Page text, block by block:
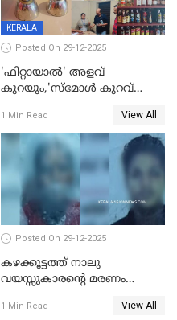
KERALA
Posted On 29-12-2025
'ഫിറ്റായാൽ' അളവ്
കുറയും,'സ്‌മോൾ കുറവ്
പിഴ
1 Min Read View All
Posted On 29-12-2025
കഴക്കൂട്ടത്ത് നാലു
വയസ്സുകാരന്റെ മരണം
സുഹൃത്തും പൊലീസ്
1 Min Read View All